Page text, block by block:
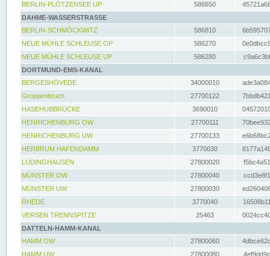
BERLIN-PLÖTZENSEE UP
586650
DAHME-WASSERSTRASSE
BERLIN-SCHMÖCKWITZ
586810
NEUE MÜHLE SCHLEUSE OP
586270
NEUE MÜHLE SCHLEUSE UP
586280
DORTMUND-EMS-KANAL
BERGESHÖVEDE
34000010
Groppenbruch
27700122
HASEHUBBRÜCKE
3690010
HENRICHENBURG OW
27700111
HENRICHENBURG UW
27700133
HERBRUM HAFENDAMM
3770030
LÜDINGHAUSEN
27800020
MÜNSTER OW
27800040
MÜNSTER UW
27800030
RHEDE
3770040
VERSEN TRENNSPITZE
25463
DATTELN-HAMM-KANAL
HAMM OW
27800060
HAMM UW
27800080